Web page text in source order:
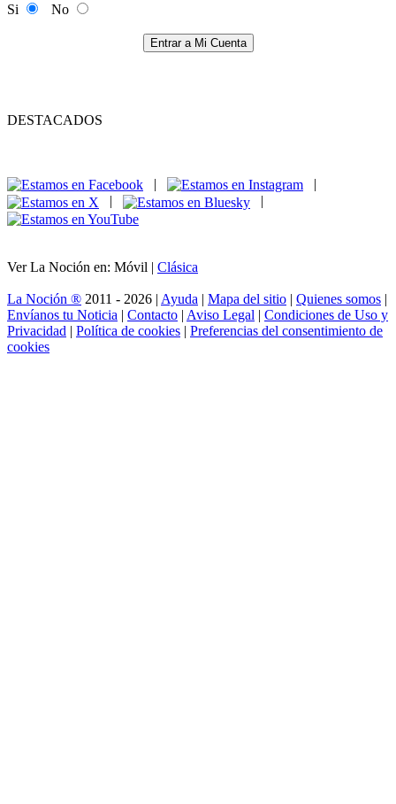
Si
No
Entrar a Mi Cuenta
DESTACADOS
|
|
|
|
Ver La Noción en: Móvil | Clásica
La Noción ® 2011 - 2026 | Ayuda | Mapa del sitio | Quienes somos |
Envíanos tu Noticia | Contacto | Aviso Legal | Condiciones de Uso y
Privacidad | Política de cookies | Preferencias del consentimiento de
cookies